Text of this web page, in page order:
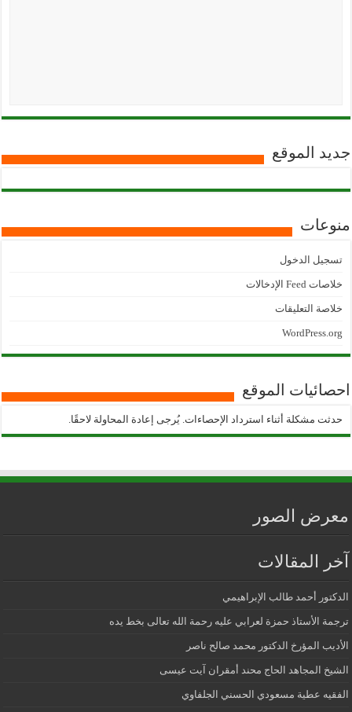
جديد الموقع
منوعات
تسجيل الدخول
خلاصات Feed الإدخالات
خلاصة التعليقات
WordPress.org
احصائيات الموقع
حدثت مشكلة أثناء استرداد الإحصاءات. يُرجى إعادة المحاولة لاحقًا.
معرض الصور
آخر المقالات
الدكتور أحمد طالب الإبراهيمي
ترجمة الأستاذ حمزة لعرابي عليه رحمة الله تعالى بخط يده
الأديب المؤرخ الدكتور محمد صالح ناصر
الشيخ المجاهد الحاج محند أمقران آيت عيسى
الفقيه عطية مسعودي الحسني الجلفاوي